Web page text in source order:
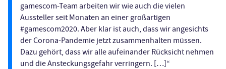
gamescom-Team arbeiten wir wie auch die vielen
Aussteller seit Monaten an einer großartigen
#gamescom2020. Aber klar ist auch, dass wir angesichts
der Corona-Pandemie jetzt zusammenhalten müssen.
Dazu gehört, dass wir alle aufeinander Rücksicht nehmen
und die Ansteckungsgefahr verringern. […]“